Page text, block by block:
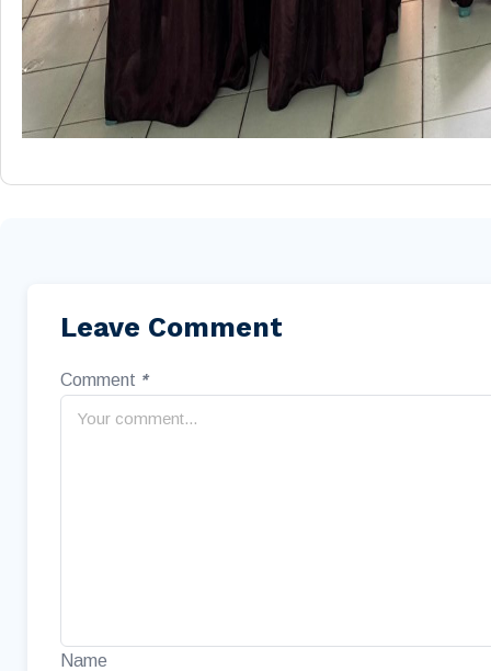
Leave Comment
Comment *
Name